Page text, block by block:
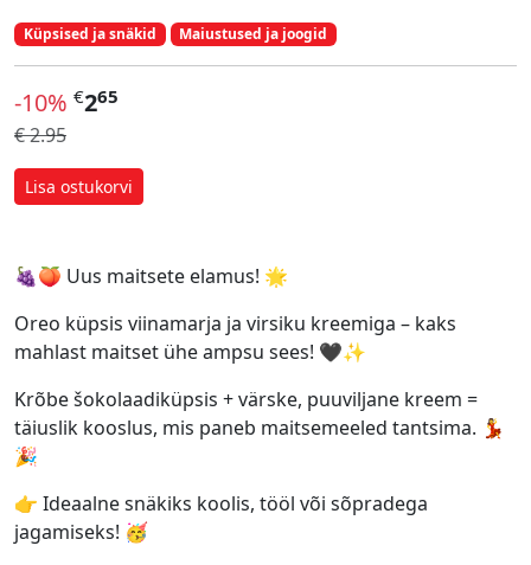
Küpsised ja snäkid Maiustused ja joogid
-10% €265
€ 2.95
Lisa ostukorvi
🍇🍑 Uus maitsete elamus! 🌟
Oreo küpsis viinamarja ja virsiku kreemiga – kaks
mahlast maitset ühe ampsu sees! 🖤✨
Krõbe šokolaadiküpsis + värske, puuviljane kreem =
täiuslik kooslus, mis paneb maitsemeeled tantsima. 💃
🎉
👉 Ideaalne snäkiks koolis, tööl või sõpradega
jagamiseks! 🥳